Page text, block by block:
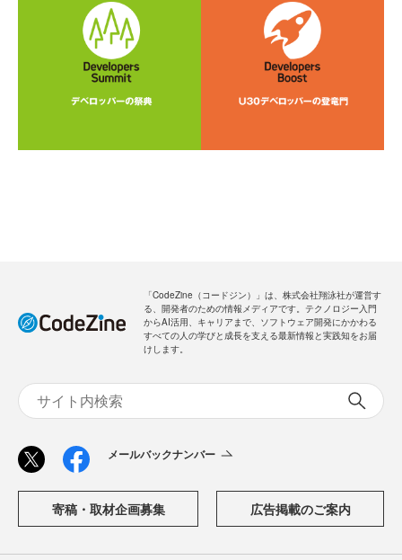
「CodeZine（コードジン）」は、株式会社翔泳社が運営す
る、開発者のための情報メディアです。テクノロジー入門
からAI活用、キャリアまで、ソフトウェア開発にかかわる
すべての人の学びと成長を支える最新情報と実践知をお届
けします。
メールバックナンバー
寄稿・取材企画募集 広告掲載のご案内